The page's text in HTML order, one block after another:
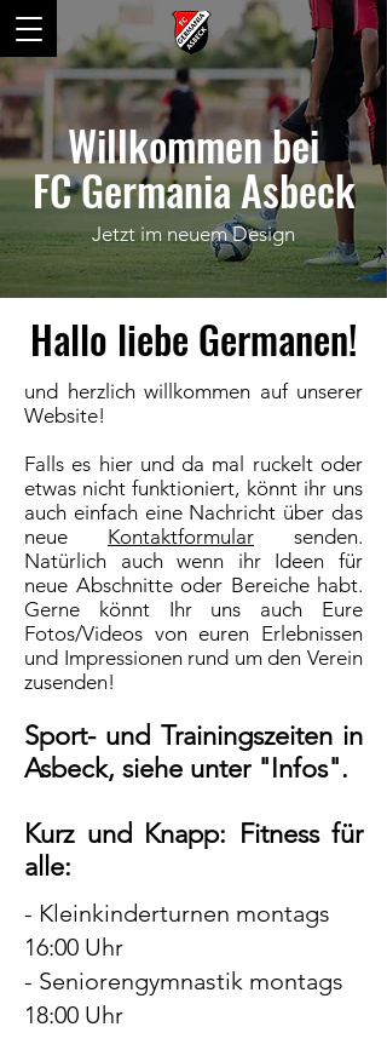
Willkommen bei
FC Germania Asbeck
Jetzt im neuem Design
Hallo liebe Germanen!
und herzlich willkommen auf unserer
Website!
Falls es hier und da mal ruckelt oder
etwas nicht funktioniert, könnt ihr uns
auch einfach eine Nachricht über das
neue Kontaktformular senden.
Natürlich auch wenn ihr Ideen für
neue Abschnitte oder Bereiche habt.
Gerne könnt Ihr uns auch Eure
Fotos/Videos von euren Erlebnissen
und Impressionen rund um den Verein
zusenden!
Sport- und Trainingszeiten in
Asbeck, siehe unter "Infos".
Kurz und Knapp: Fitness für
alle:​
- Kleinkinderturnen montags
16:00 Uhr
- Seniorengymnastik montags
18:00 Uhr